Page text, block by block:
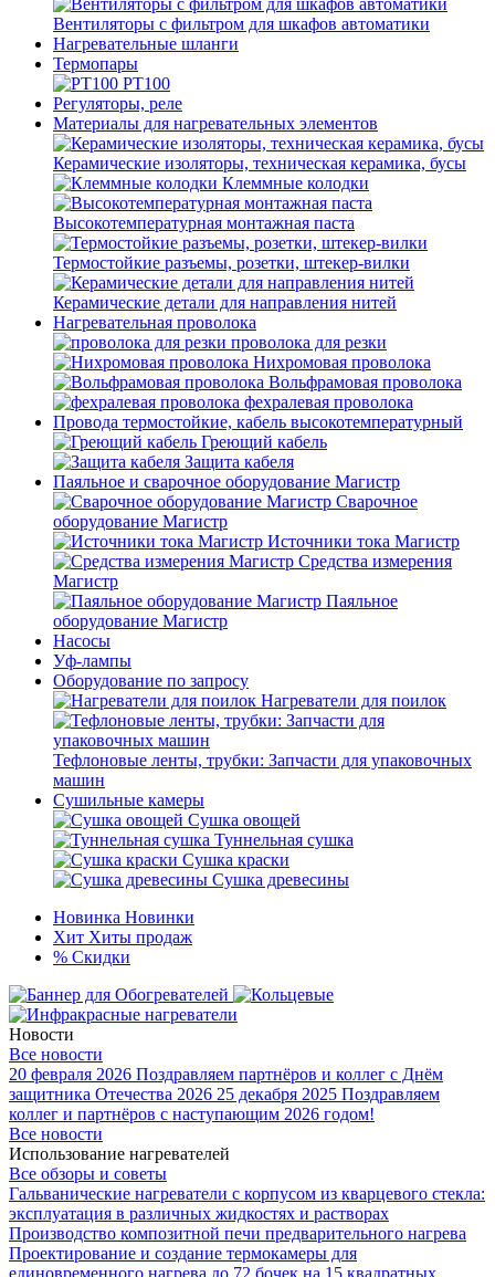
Вентиляторы с фильтром для шкафов автоматики
Нагревательные шланги
Термопары
PT100
Регуляторы, реле
Материалы для нагревательных элементов
Керамические изоляторы, техническая керамика, бусы
Клеммные колодки
Высокотемпературная монтажная паста
Термостойкие разъемы, розетки, штекер-вилки
Керамические детали для направления нитей
Нагревательная проволока
проволока для резки
Нихромовая проволока
Вольфрамовая проволока
фехралевая проволока
Провода термостойкие, кабель высокотемпературный
Греющий кабель
Защита кабеля
Паяльное и сварочное оборудование Магистр
Сварочное
оборудование Магистр
Источники тока Магистр
Средства измерения
Магистр
Паяльное
оборудование Магистр
Насосы
Уф-лампы
Оборудование по запросу
Нагреватели для поилок
Тефлоновые ленты, трубки: Запчасти для упаковочных
машин
Сушильные камеры
Сушка овощей
Туннельная сушка
Сушка краски
Сушка древесины
Новинка Новинки
Хит Хиты продаж
% Скидки
Новости
Все новости
20 февраля 2026 Поздравляем партнёров и коллег с Днём
защитника Отечества 2026 25 декабря 2025 Поздравляем
коллег и партнёров с наступающим 2026 годом!
Все новости
Использование нагревателей
Все обзоры и советы
Гальванические нагреватели с корпусом из кварцевого стекла:
эксплуатация в различных жидкостях и растворах
Производство композитной печи предварительного нагрева
Проектирование и создание термокамеры для
единовременного нагрева до 72 бочек на 15 квадратных